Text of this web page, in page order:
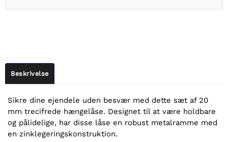
Beskrivelse
Sikre dine ejendele uden besvær med dette sæt af 20
mm trecifrede hængelåse. Designet til at være holdbare
og pålidelige, har disse låse en robust metalramme med
en zinklegeringskonstruktion.